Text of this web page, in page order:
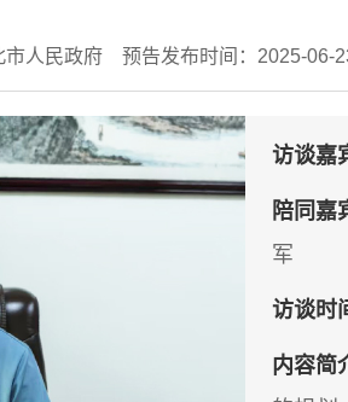
市人民政府 预告发布时间：2025-06-
访谈嘉
陪同嘉
军
访谈时
内容简